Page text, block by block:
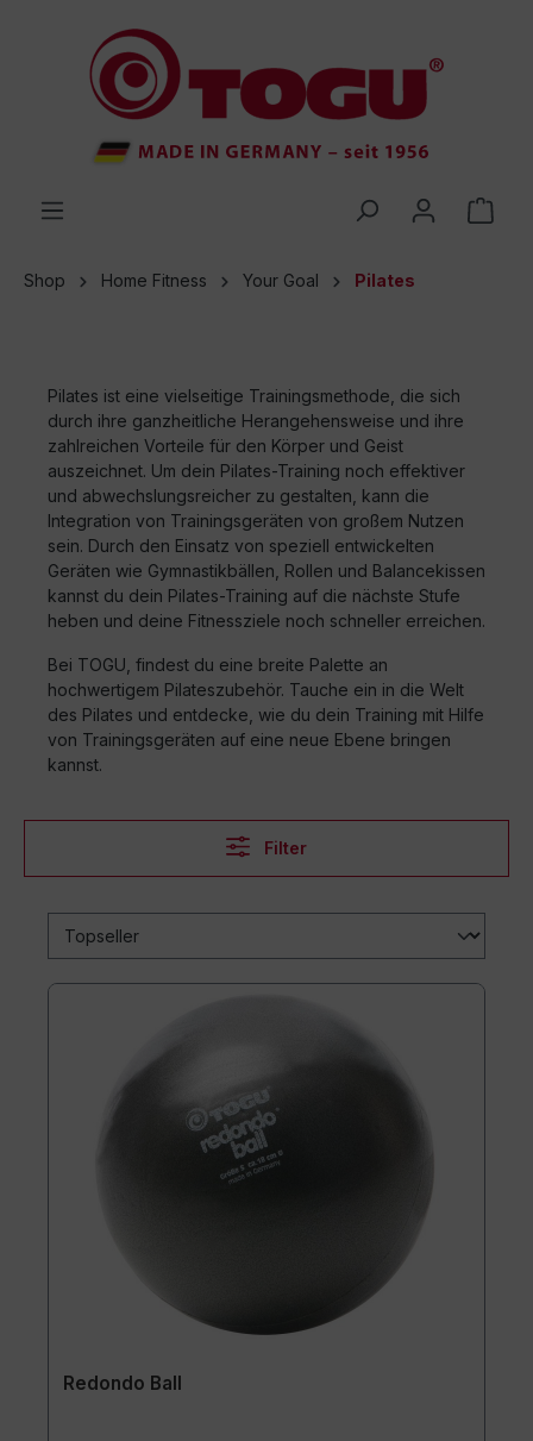
Shop Home Fitness Your Goal Pilates
Pilates ist eine vielseitige Trainingsmethode, die sich
durch ihre ganzheitliche Herangehensweise und ihre
zahlreichen Vorteile für den Körper und Geist
auszeichnet. Um dein Pilates-Training noch effektiver
und abwechslungsreicher zu gestalten, kann die
Integration von Trainingsgeräten von großem Nutzen
sein. Durch den Einsatz von speziell entwickelten
Geräten wie Gymnastikbällen, Rollen und Balancekissen
kannst du dein Pilates-Training auf die nächste Stufe
heben und deine Fitnessziele noch schneller erreichen.
Bei TOGU, findest du eine breite Palette an
hochwertigem Pilateszubehör. Tauche ein in die Welt
des Pilates und entdecke, wie du dein Training mit Hilfe
von Trainingsgeräten auf eine neue Ebene bringen
kannst.
Filter
Redondo Ball